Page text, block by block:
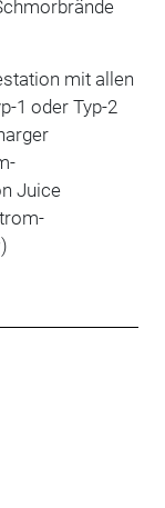
mit allen
1 oder Typ-2
Juice